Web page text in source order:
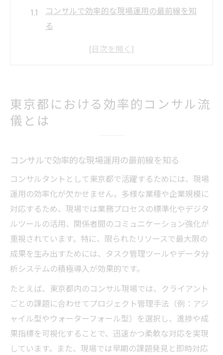
コンサルで効率的な現場運用の最前線を知
る
都内コンサル現場で重視される思考と行動
コンサル流儀の本質を東京都の事例から学
キャリア戦略を磨く東京都コンサル術
コンサルキャリア形成に役立つ東京都独自
の流儀
東京都コンサルに必須のキャリアアップ思
考法
コンサル転職時に押さえたい東京都の戦略
手法
都内コンサルでキャリアを伸ばす実践ポイ
ント
落ちこぼれ脱却のコンサル適応法を徹底解説
コンサルで落ちこぼれを防ぐ適応力強化法
東京都における効率的コンサル流
儀とは
コンサルで効率的な現場運用の最前線を知る
コンサルタントとして東京都で活躍するためには、現場
運用の効率化が欠かせません。多様な業種や企業規模に
対応するため、現場では業務プロセスの標準化やデジタ
ルツールの活用、関係者間のコミュニケーション強化が
重視されています。特に、限られたリソースで最大限の
成果を生み出すためには、タスク管理ツールやデータ分
析システムの積極導入が効果的です。
たとえば、東京都内のコンサル現場では、クライアント
ごとの課題に合わせてプロジェクト管理手法（例：アジ
ャイル型やウォーターフォール型）を選択し、進捗や成
果指標を可視化することで、迅速かつ柔軟な対応を実現
しています。また、現場では早期の課題発見と即時対応